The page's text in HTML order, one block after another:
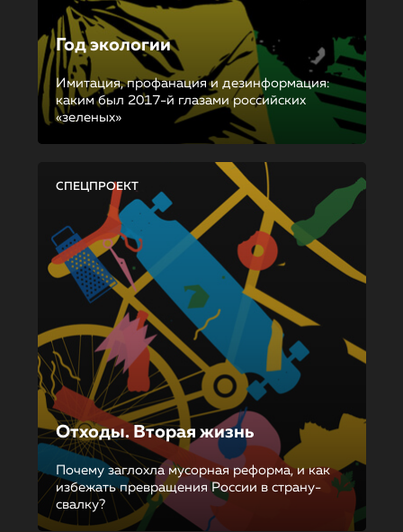
Год экологии
Имитация, профанация и дезинформация:
каким был 2017-й глазами российских
«зеленых»
СПЕЦПРОЕКТ
Отходы. Вторая жизнь
Почему заглохла мусорная реформа, и как
избежать превращения России в страну-
свалку?